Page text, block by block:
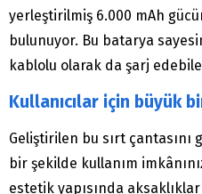
yerleştirilmiş 6.000 mAh
bulunuyor. Bu batarya
kablolu olarak da şarj
Kullanıcılar için büyük
Geliştirilen bu sırt çantasını
bir şekilde kullanım
estetik yapısında